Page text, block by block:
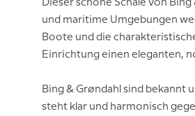
Dieser schöne Schale von
und maritime Umgebungen
Boote und die
Einrichtung einen eleganten,
Bing & Grøndahl sind bekannt
steht klar und harmonisch